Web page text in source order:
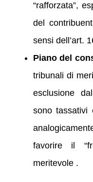
“rafforzata”,
del
sensi dell’art.
Piano del
tribunali di
esclusione
sono tassativi
favorire il
meritevole .